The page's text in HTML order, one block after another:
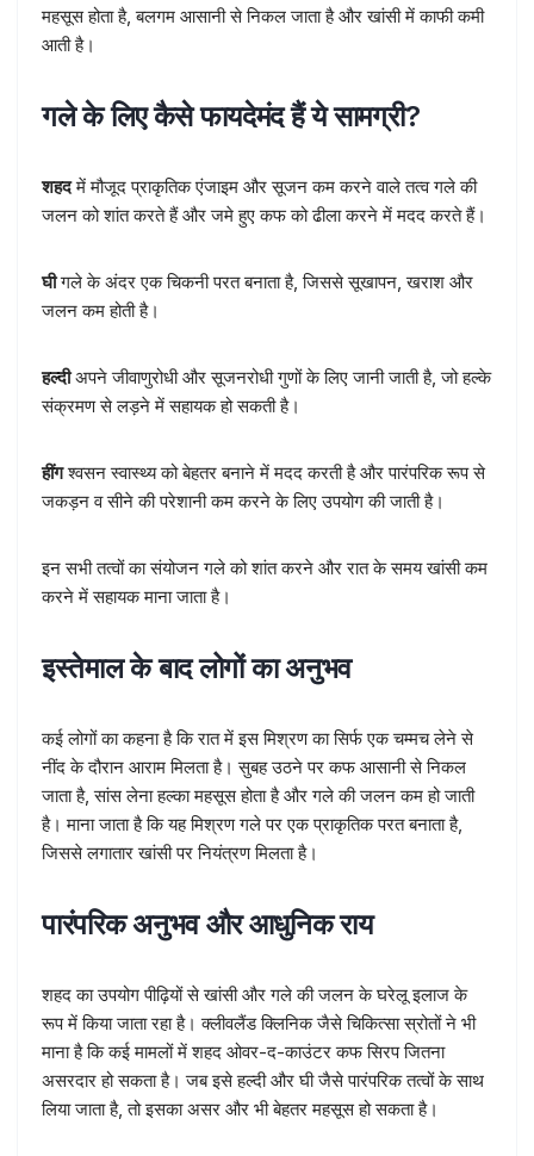
महसूस होता है, बलगम आसानी से निकल जाता है और खांसी में काफी कमी
आती है।
गले के लिए कैसे फायदेमंद हैं ये सामग्री?
शहदमें मौजूद प्राकृतिक एंजाइम और सूजन कम करने वाले तत्व गले की
जलन को शांत करते हैं और जमे हुए कफ को ढीला करने में मदद करते हैं।
घीगले के अंदर एक चिकनी परत बनाता है, जिससे सूखापन, खराश और
जलन कम होती है।
हल्दीअपने जीवाणुरोधी और सूजनरोधी गुणों के लिए जानी जाती है, जो हल्के
संक्रमण से लड़ने में सहायक हो सकती है।
हींगश्वसन स्वास्थ्य को बेहतर बनाने में मदद करती है और पारंपरिक रूप से
जकड़न व सीने की परेशानी कम करने के लिए उपयोग की जाती है।
इन सभी तत्वों का संयोजन गले को शांत करने और रात के समय खांसी कम
करने में सहायक माना जाता है।
इस्तेमाल के बाद लोगों का अनुभव
कई लोगों का कहना है कि रात में इस मिश्रण का सिर्फ एक चम्मच लेने से
नींद के दौरान आराम मिलता है। सुबह उठने पर कफ आसानी से निकल
जाता है, सांस लेना हल्का महसूस होता है और गले की जलन कम हो जाती
है। माना जाता है कि यह मिश्रण गले पर एक प्राकृतिक परत बनाता है,
जिससे लगातार खांसी पर नियंत्रण मिलता है।
पारंपरिक अनुभव और आधुनिक राय
शहद का उपयोग पीढ़ियों से खांसी और गले की जलन के घरेलू इलाज के
रूप में किया जाता रहा है। क्लीवलैंड क्लिनिक जैसे चिकित्सा स्रोतों ने भी
माना है कि कई मामलों में शहद ओवर-द-काउंटर कफ सिरप जितना
असरदार हो सकता है। जब इसे हल्दी और घी जैसे पारंपरिक तत्वों के साथ
लिया जाता है, तो इसका असर और भी बेहतर महसूस हो सकता है।